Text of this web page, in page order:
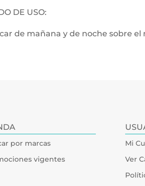
DE USO:
de mañana y de noche sobre
por marcas
vigentes
Mi
Ver